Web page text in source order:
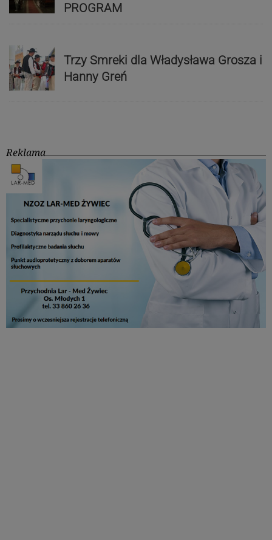
PROGRAM
Trzy Smreki dla Władysława Grosza i
Hanny Greń
Reklama